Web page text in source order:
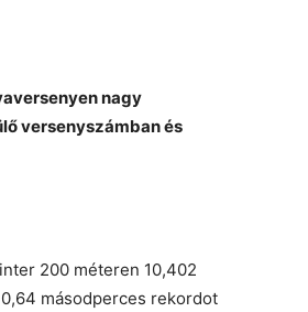
nagy
versenyszámban és
200 méteren 10,402
másodperces rekordot